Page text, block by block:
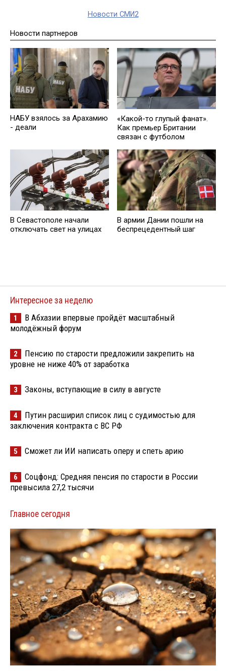
Новости СМИ2
Новости партнеров
НАБУ взялось за Арахамию
- деали
«Какой-то глупый фанат».
Как премьер Британии
связан с футболом
В Севастополе начали
отключать свет на улицах
В армии Дании пошли на
беспрецедентный шаг
Интересное за неделю
1
В Абхазии впервые пройдёт масштабный
молодёжный форум
2
Пенсию по старости предложили закрепить на
уровне не ниже 40% от заработка
3 Законы, вступающие в силу в августе
4
Путин расширил список лиц с судимостью для
заключения контракта с ВС РФ
5 Сможет ли ИИ написать оперу и спеть арию
6
Соцфонд: Средняя пенсия по старости в России
превысила 27,2 тысячи
Главное сегодня